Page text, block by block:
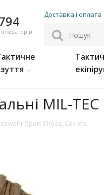
Доставка і оплата
MIL-
Sport Shoes, Coyote,